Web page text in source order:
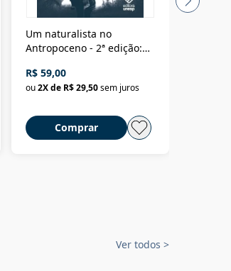
Um naturalista no
Antropoceno - 2ª edição:
selvagem
R$ 59,00
ou2X de R$ 29,50sem juros
Comprar
Ver todos >